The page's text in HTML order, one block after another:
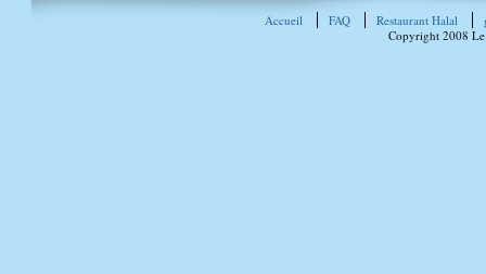
Accueil FAQ Restaurant Halal
Copyright 2008